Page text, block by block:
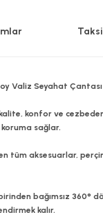
Valiz Seyahat Çantası
konfor ve
sağlar.
tüm aksesuarlar,
bağımsız
kalır.